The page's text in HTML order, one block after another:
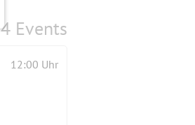
4 Events
12:00 Uhr